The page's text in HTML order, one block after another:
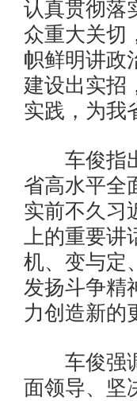
认真贯彻落
众重大关切
帜鲜明讲政
建设出实招
实践，为我
车俊指出
省高水平全
实前不久习
上的重要讲
机、变与定
发扬斗争精
力创造新的
车俊强调
面领导、坚